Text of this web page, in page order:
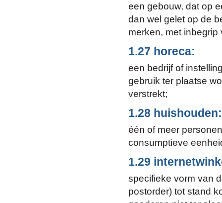
een gebouw, dat op
dan wel gelet op de
merken, met
1.27 horeca:
een bedrijf of
gebruik ter plaatse
verstrekt;
1.28 huishouden:
één of meer
consumptieve
1.29
specifieke vorm van
postorder) tot stand